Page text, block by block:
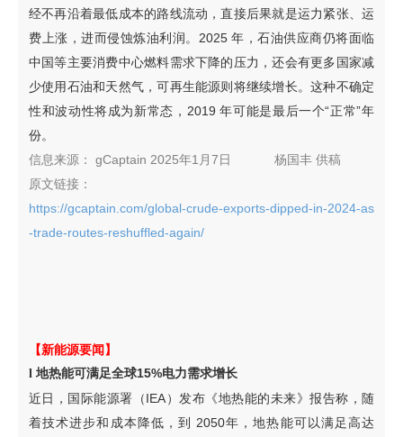
经不再沿着最低成本的路线流动，直接后果就是运力紧张、运
费上涨，进而侵蚀炼油利润。2025 年，石油供应商仍将面临
中国等主要消费中心燃料需求下降的压力，还会有更多国家减
少使用石油和天然气，可再生能源则将继续增长。这种不确定
性和波动性将成为新常态，2019 年可能是最后一个“正常”年
份。
信息来源：
gCaptain 2025年1月7日 杨国丰 供稿
原文链接：
https://gcaptain.com/global-crude-exports-dipped-in-2024-as
-trade-routes-reshuffled-again/
【新能源要闻】
l 地热能可满足全球15%电力需求增长
近日，国际能源署（IEA）发布《地热能的未来》报告称，随
着技术进步和成本降低，到 2050年，地热能可以满足高达